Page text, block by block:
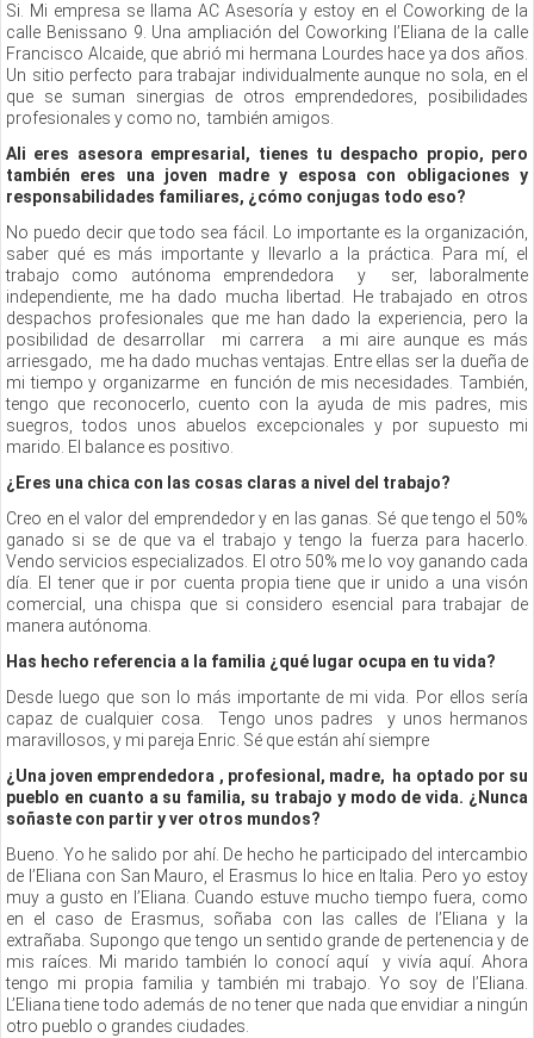
Si. Mi empresa se llama AC Asesoría y estoy en el Coworking de la
calle Benissano 9. Una ampliación del Coworking l’Eliana de la calle
Francisco Alcaide, que abrió mi hermana Lourdes hace ya dos años.
Un sitio perfecto para trabajar individualmente aunque no sola, en el
que se suman sinergias de otros emprendedores, posibilidades
profesionales y como no, también amigos.
Ali eres asesora empresarial, tienes tu despacho propio, pero
también eres una joven madre y esposa con obligaciones y
responsabilidades familiares, ¿cómo conjugas todo eso?
No puedo decir que todo sea fácil. Lo importante es la organización,
saber qué es más importante y llevarlo a la práctica. Para mí, el
trabajo como autónoma emprendedora y ser, laboralmente
independiente, me ha dado mucha libertad. He trabajado en otros
despachos profesionales que me han dado la experiencia, pero la
posibilidad de desarrollar mi carrera a mi aire aunque es más
arriesgado, me ha dado muchas ventajas. Entre ellas ser la dueña de
mi tiempo y organizarme en función de mis necesidades. También,
tengo que reconocerlo, cuento con la ayuda de mis padres, mis
suegros, todos unos abuelos excepcionales y por supuesto mi
marido. El balance es positivo.
¿Eres una chica con las cosas claras a nivel del trabajo?
Creo en el valor del emprendedor y en las ganas. Sé que tengo el 50%
ganado si se de que va el trabajo y tengo la fuerza para hacerlo.
Vendo servicios especializados. El otro 50% me lo voy ganando cada
día. El tener que ir por cuenta propia tiene que ir unido a una visón
comercial, una chispa que si considero esencial para trabajar de
manera autónoma.
Has hecho referencia a la familia ¿qué lugar ocupa en tu vida?
Desde luego que son lo más importante de mi vida. Por ellos sería
capaz de cualquier cosa. Tengo unos padres y unos hermanos
maravillosos, y mi pareja Enric. Sé que están ahí siempre
¿Una joven emprendedora , profesional, madre, ha optado por su
pueblo en cuanto a su familia, su trabajo y modo de vida. ¿Nunca
soñaste con partir y ver otros mundos?
Bueno. Yo he salido por ahí. De hecho he participado del intercambio
de l’Eliana con San Mauro, el Erasmus lo hice en Italia. Pero yo estoy
muy a gusto en l’Eliana. Cuando estuve mucho tiempo fuera, como
en el caso de Erasmus, soñaba con las calles de l’Eliana y la
extrañaba. Supongo que tengo un sentido grande de pertenencia y de
mis raíces. Mi marido también lo conocí aquí y vivía aquí. Ahora
tengo mi propia familia y también mi trabajo. Yo soy de l’Eliana.
L’Eliana tiene todo además de no tener que nada que envidiar a ningún
otro pueblo o grandes ciudades.